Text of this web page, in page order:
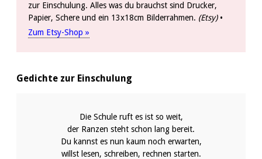
zur Einschulung. Alles was du brauchst sind Drucker,
Papier, Schere und ein 13x18cm Bilderrahmen. (Etsy)•
Zum Etsy-Shop »
Gedichte zur Einschulung
Die Schule ruft es ist so weit,
der Ranzen steht schon lang bereit.
Du kannst es nun kaum noch erwarten,
willst lesen, schreiben, rechnen starten.